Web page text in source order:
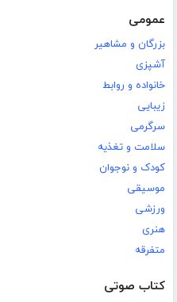
عمومی
بزرگان و مشاهیر
آشپزی
خانواده و روابط
زیبایی
سرگرمی
سلامت و تغذیه
کودک و نوجوان
موسیقی
ورزشی
هنری
متفرقه
کتاب صوتی